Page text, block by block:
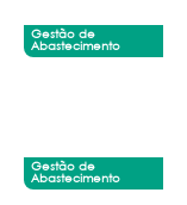
Gestão de
Abastecimento
Gestão de
Abastecimento